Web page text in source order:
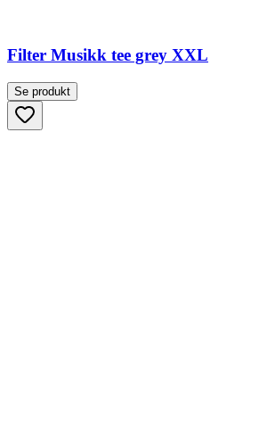
Filter Musikk tee grey XXL
Se produkt